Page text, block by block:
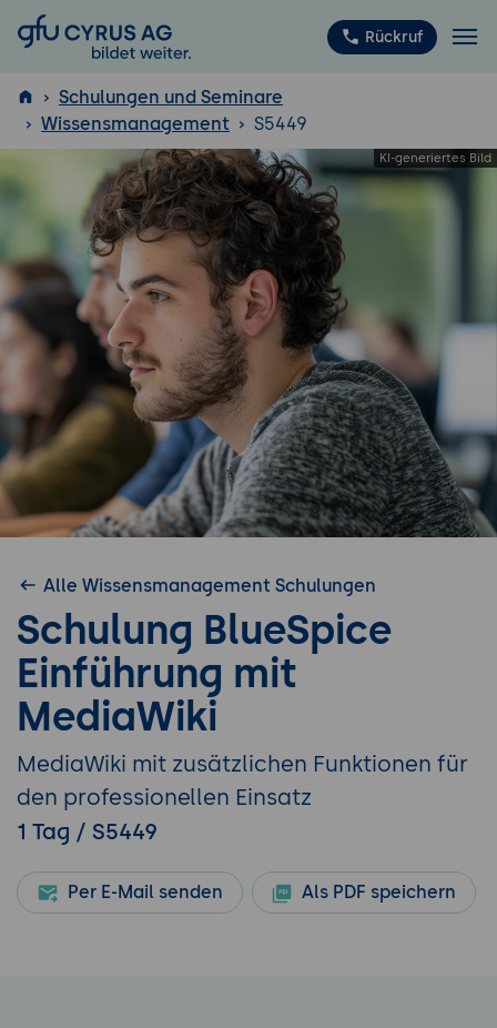
GFU Cyrus AG Rückruf
ISTQB ®
Schulungen und Seminare
Wissensmanagement
S5449
Alle Wissensmanagement Schulungen
Schulung BlueSpice
Einführung mit
MediaWiki
MediaWiki mit zusätzlichen Funktionen für
den professionellen Einsatz
1 Tag / S5449
Per E-Mail senden Als PDF speichern